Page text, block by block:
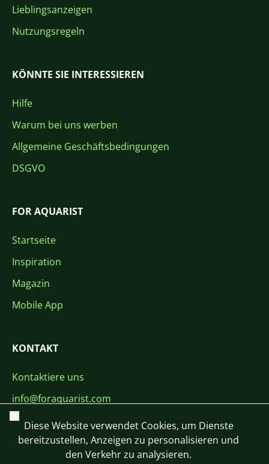
Lieblingsanzeigen
Nutzungsregeln
KÖNNTE SIE INTERESSIEREN
Hilfe
Warum bei uns werben
Allgemeine Geschäftsbedingungen
DSGVO
FOR AQUARIST
Startseite
Inspiration
Magazin
Mobile App
KONTAKT
Kontaktiere uns
info@foraquarist.com
+420 603 449 602
Schließen
Diese Website verwendet Cookies, um Dienste
bereitzustellen, Anzeigen zu personalisieren und
den Verkehr zu analysieren.